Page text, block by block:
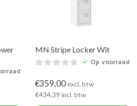
MN Stripe Locker Wit
Op voorraad
€359,00excl. btw
€434,39 incl. btw